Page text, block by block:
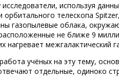
исследователи, используя
орбитального телескопа
газопылевые облака,
не ближе 9
нагревает межгалактический
учёных на эту тему,
отдельные, одиноко